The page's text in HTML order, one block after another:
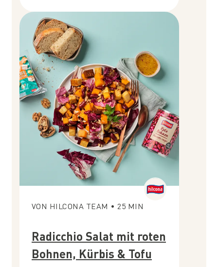
VON HILCONA TEAM • 25 MIN
Radicchio Salat mit roten
Bohnen, Kürbis & Tofu